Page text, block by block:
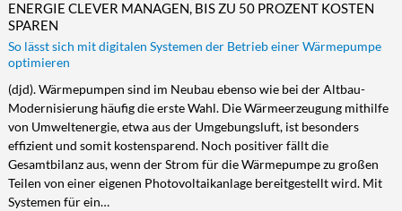
ENERGIE CLEVER MANAGEN, BIS ZU 50 PROZENT KOSTEN
SPAREN
So lässt sich mit digitalen Systemen der Betrieb einer Wärmepumpe
optimieren
(djd). Wärmepumpen sind im Neubau ebenso wie bei der Altbau-
Modernisierung häufig die erste Wahl. Die Wärmeerzeugung mithilfe
von Umweltenergie, etwa aus der Umgebungsluft, ist besonders
effizient und somit kostensparend. Noch positiver fällt die
Gesamtbilanz aus, wenn der Strom für die Wärmepumpe zu großen
Teilen von einer eigenen Photovoltaikanlage bereitgestellt wird. Mit
Systemen für ein…